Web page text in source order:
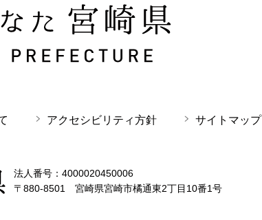
PREFECTURE
アクセシビリティ方針 サイトマップ
法人番号：4000020450006
〒880-8501 宮崎県宮崎市橘通東2丁目10番1号